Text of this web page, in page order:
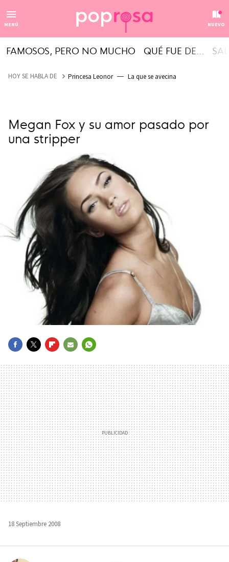
MENÚ NUEVO
FAMOSOS, PERO NO MUCHO QUÉ FUE DE...
HOY SE HABLA DE Princesa Leonor La que se avecina
Megan Fox y su amor pasado por
una stripper
MAIL
18 Septiembre 2008